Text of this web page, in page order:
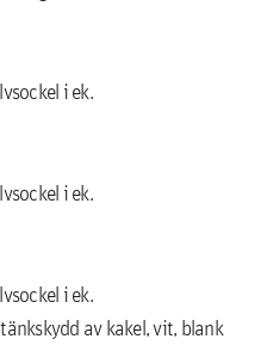
i ek.
i ek.
i ek.
av kakel, vit, blank